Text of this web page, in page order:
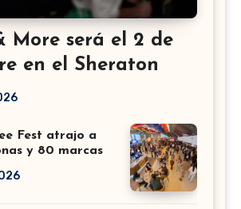
More será el 2 de
en el Sheraton
Fest atrajo a
y 80 marcas